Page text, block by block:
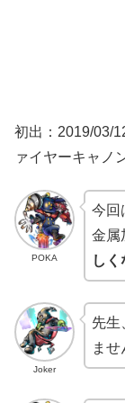
初出：2019/03/
ァイヤーキャノ
POKA
今回
金属
し
Joker
先生
ませ